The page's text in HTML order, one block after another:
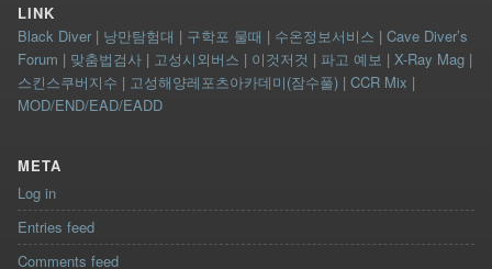
LINK
Black Diver| 낭만탐험대 | 구학포 물때 | 수온정보서비스 | Cave Diver’s
Forum | 맞춤법검사| 고성시외버스 | 이것저것 | 파고 예보 | X-Ray Mag|
스킨스쿠버지수 | 고성해양레포츠아카데미(잠수풀)| CCR Mix |
MOD/END/EAD/EADD
META
Log in
Entries feed
Comments feed